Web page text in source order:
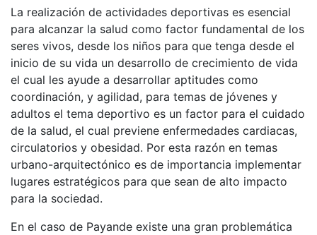
La realización de actividades deportivas es esencial
para alcanzar la salud como factor fundamental de los
seres vivos, desde los niños para que tenga desde el
inicio de su vida un desarrollo de crecimiento de vida
el cual les ayude a desarrollar aptitudes como
coordinación, y agilidad, para temas de jóvenes y
adultos el tema deportivo es un factor para el cuidado
de la salud, el cual previene enfermedades cardiacas,
circulatorios y obesidad. Por esta razón en temas
urbano-arquitectónico es de importancia implementar
lugares estratégicos para que sean de alto impacto
para la sociedad.
En el caso de Payande existe una gran problemática